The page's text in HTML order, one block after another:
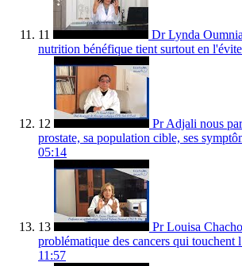
11
Dr Lynda
nutrition bénéfique tient surtout en
12
Pr Adjali nous
prostate, sa population cible, ses
05:14
13
Pr Louisa
problématique des cancers qui touchent
11:57